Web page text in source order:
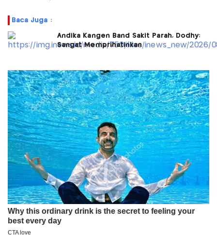
Baca Juga :
Andika Kangen Band Sakit Parah, Dodhy:
Sangat Memprihatinkan